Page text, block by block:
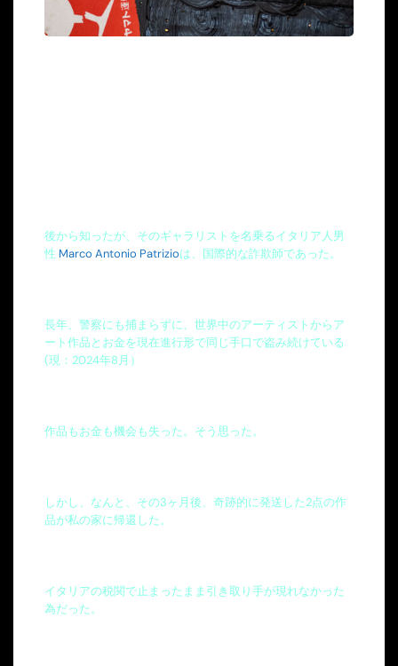
後から知ったが、そのギャラリストを名乗るイタリア人男
性 Marco Antonio Patrizioは、国際的な詐欺師であった。
長年、警察にも捕まらずに、世界中のアーティストからア
ート作品とお金を現在進行形で同じ手口で盗み続けている
(現：2024年8月）
作品もお金も機会も失った。そう思った。
しかし、なんと、その3ヶ月後、奇跡的に発送した2点の作
品が私の家に帰還した。
イタリアの税関で止まったまま引き取り手が現れなかった
為だった。